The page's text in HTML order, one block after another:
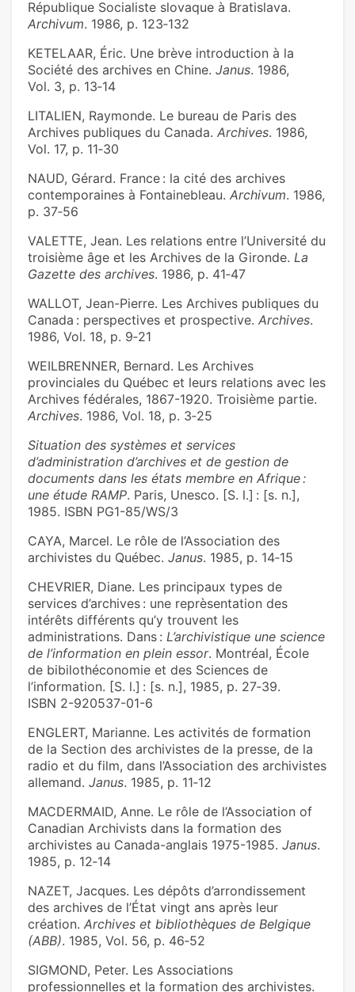
République Socialiste slovaque à Bratislava.
Archivum. 1986, p. 123‑132
KETELAAR, Éric. Une brève introduction à la
Société des archives en Chine. Janus. 1986,
Vol. 3, p. 13‑14
LITALIEN, Raymonde. Le bureau de Paris des
Archives publiques du Canada. Archives. 1986,
Vol. 17, p. 11‑30
NAUD, Gérard. France : la cité des archives
contemporaines à Fontainebleau. Archivum. 1986,
p. 37‑56
VALETTE, Jean. Les relations entre l’Université du
troisième âge et les Archives de la Gironde. La
Gazette des archives. 1986, p. 41‑47
WALLOT, Jean-Pierre. Les Archives publiques du
Canada : perspectives et prospective. Archives.
1986, Vol. 18, p. 9‑21
WEILBRENNER, Bernard. Les Archives
provinciales du Québec et leurs relations avec les
Archives fédérales, 1867-1920. Troisième partie.
Archives. 1986, Vol. 18, p. 3‑25
Situation des systèmes et services
d’administration d’archives et de gestion de
documents dans les états membre en Afrique :
une étude RAMP. Paris, Unesco. [S. l.] : [s. n.],
1985. ISBN PG1-85/WS/3
CAYA, Marcel. Le rôle de l’Association des
archivistes du Québec. Janus. 1985, p. 14‑15
CHEVRIER, Diane. Les principaux types de
services d’archives : une reprèsentation des
intérêts différents qu’y trouvent les
administrations. Dans : L’archivistique une science
de l’information en plein essor. Montréal, École
de bibilothéconomie et des Sciences de
l’information. [S. l.] : [s. n.], 1985, p. 27‑39.
ISBN 2-920537-01-6
ENGLERT, Marianne. Les activités de formation
de la Section des archivistes de la presse, de la
radio et du film, dans l’Association des archivistes
allemand. Janus. 1985, p. 11‑12
MACDERMAID, Anne. Le rôle de l’Association of
Canadian Archivists dans la formation des
archivistes au Canada-anglais 1975-1985. Janus.
1985, p. 12‑14
NAZET, Jacques. Les dépôts d’arrondissement
des archives de l’État vingt ans après leur
création. Archives et bibliothèques de Belgique
(ABB). 1985, Vol. 56, p. 46‑52
SIGMOND, Peter. Les Associations
professionnelles et la formation des archivistes.